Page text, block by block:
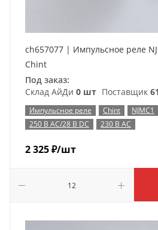
ch657077 | Импульсное реле
Chint
Под заказ:
Склад АйДи 0 шт Поставщик
Импульсное реле Chint NJMC1
250 В AC/28 В DC
230 В AC
2 325₽/шт